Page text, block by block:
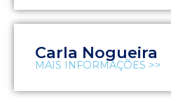
Carla Nogueira
MAIS INFORMAÇÕES >>